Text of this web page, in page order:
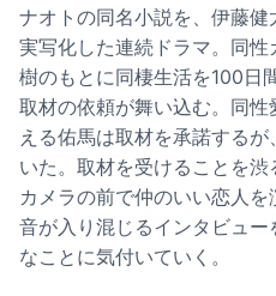
ナオトの同名小説を、伊藤
実写化した連続ドラマ。同
樹のもとに同棲生活を100日
取材の依頼が舞い込む。同
える佑馬は取材を承諾する
いた。取材を受けることを
カメラの前で仲のいい恋人
音が入り混じるインタビュ
なことに気付いていく。